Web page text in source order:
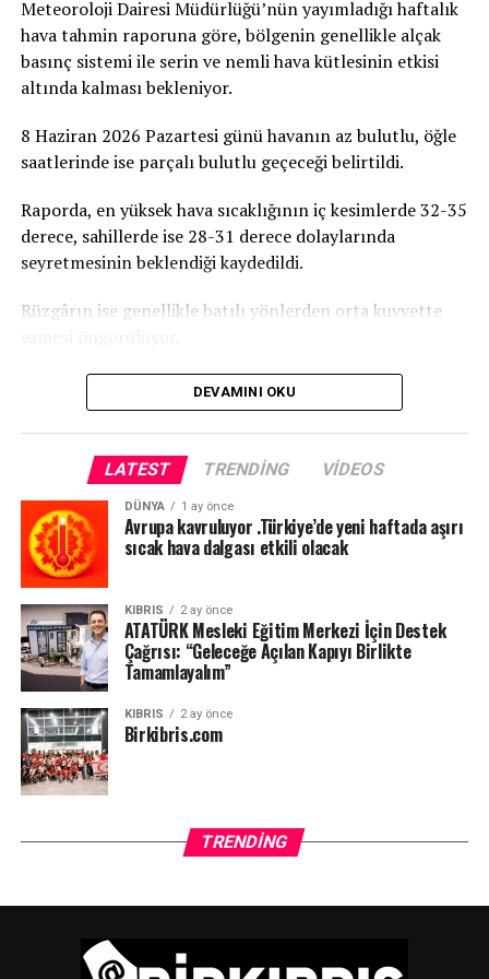
Meteoroloji Dairesi Müdürlüğü’nün yayımladığı haftalık
hava tahmin raporuna göre, bölgenin genellikle alçak
basınç sistemi ile serin ve nemli hava kütlesinin etkisi
altında kalması bekleniyor.
8 Haziran 2026 Pazartesi günü havanın az bulutlu, öğle
saatlerinde ise parçalı bulutlu geçeceği belirtildi.
Raporda, en yüksek hava sıcaklığının iç kesimlerde 32-35
derece, sahillerde ise 28-31 derece dolaylarında
seyretmesinin beklendiği kaydedildi.
Rüzgârın ise genellikle batılı yönlerden orta kuvvette
DEVAMINI OKU
LATEST TRENDING VIDEOS
DÜNYA 1 ay önce
Avrupa kavruluyor .Türkiye’de yeni haftada aşırı
sıcak hava dalgası etkili olacak
KIBRIS 2 ay önce
ATATÜRK Mesleki Eğitim Merkezi İçin Destek
Çağrısı: “Geleceğe Açılan Kapıyı Birlikte
Tamamlayalım”
KIBRIS 2 ay önce
Birkibris.com
TRENDING